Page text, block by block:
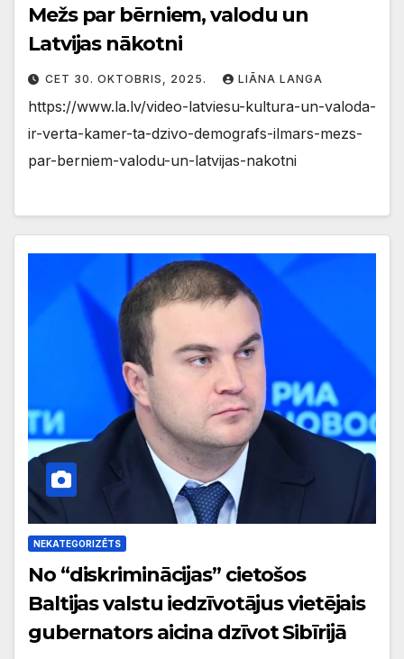
Mežs par bērniem, valodu un
Latvijas nākotni
CET 30. OKTOBRIS, 2025. LIĀNA LANGA
https://www.la.lv/video-latviesu-kultura-un-valoda-
ir-verta-kamer-ta-dzivo-demografs-ilmars-mezs-
par-berniem-valodu-un-latvijas-nakotni
NEKATEGORIZĒTS
No “diskriminācijas” cietošos
Baltijas valstu iedzīvotājus vietējais
gubernators aicina dzīvot Sibīrijā